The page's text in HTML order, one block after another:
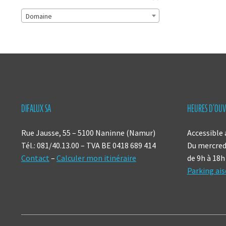
Domaine
DIFALUX SA
Rue Jausse, 55 – 5100 Naninne (Namur)
Tél.: 081/40.13.00 – TVA BE 0418 689 414
Contact – Calculer mon itinéraire
HEURES
Du
de 9h à 18h
Parking